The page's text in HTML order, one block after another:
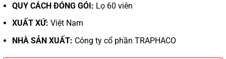
QUY CÁCH ĐÓNG GÓI: Lọ 60 viên
XUẤT XỨ: Việt Nam
NHÀ SẢN XUẤT: Công ty cổ phần TRAPHACO